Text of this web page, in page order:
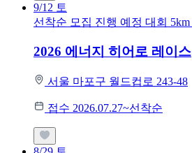
9/12 토
선착순 모집 진행 예정 대회 5km
2026 에너지 히어로 레이스
서울 마포구 월드컵로 243-48
접수 2026.07.27~선착순